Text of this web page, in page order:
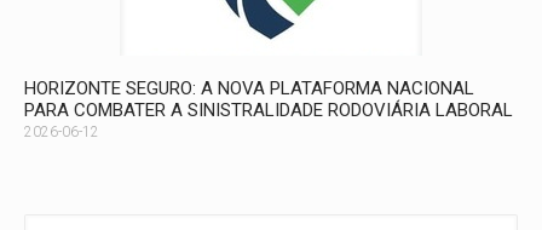
HORIZONTE SEGURO: A NOVA PLATAFORMA NACIONAL
PARA COMBATER A SINISTRALIDADE RODOVIÁRIA LABORAL
2026-06-12